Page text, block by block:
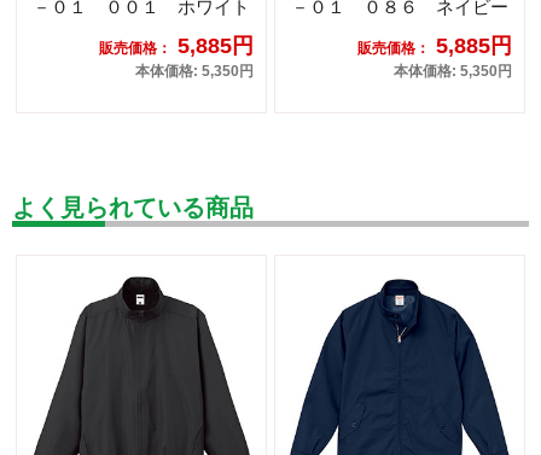
－０１ ００１ ホワイト
販売価格： 5,885円
本体価格: 5,350円
－０１ ０８６ ネイビー
販売価格： 5,885円
本体価格: 5,350円
よく見られている商品